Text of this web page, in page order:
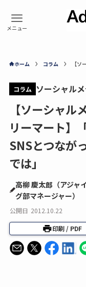
ホーム コラム 【
コラム ソーシャル
【ソーシャル
リーマート】
SNSとつなが
では」
高柳 慶太郎（アジャ
グ部マネージャー）
公開日 2012.10.22
印刷 / PDF